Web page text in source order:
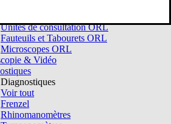
Unités de consultation ORL
Fauteuils et Tabourets ORL
Microscopes ORL
& Vidéo
Diagnostiques
Voir tout
Frenzel
Rhinomanomètres